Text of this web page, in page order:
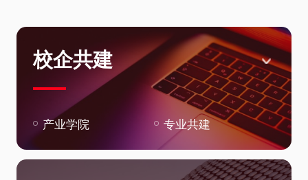
校企共建
产业学院 专业共建